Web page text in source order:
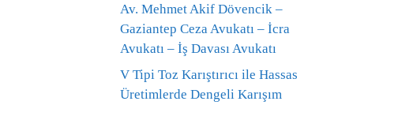
Av. Mehmet Akif Dövencik –
Gaziantep Ceza Avukatı – İcra
Avukatı – İş Davası Avukatı
V Tipi Toz Karıştırıcı ile Hassas
Üretimlerde Dengeli Karışım